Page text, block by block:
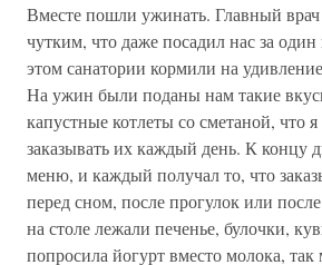
Вместе пошли ужинать. Главный врач
чутким, что даже посадил нас за
этом санатории кормили на
На ужин были поданы нам такие
капустные котлеты со сметаной, что
заказывать их каждый день. К концу
меню, и каждый получал то, что
перед сном, после прогулок или
на столе лежали печенье, булочки,
попросила йогурт вместо молока,